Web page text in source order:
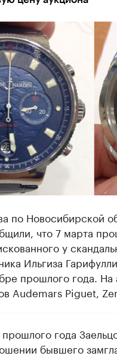
по Новосибирской
что 7 марта
у
Ильгиза
прошлого года.
Audemars Piguet,
года
бывшего